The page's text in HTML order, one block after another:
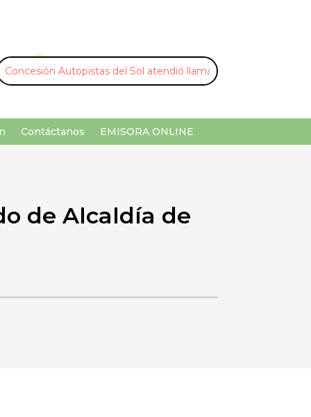
U ¡Buscar por palabra clave!
Contáctanos EMISORA ONLINE
de Alcaldía de